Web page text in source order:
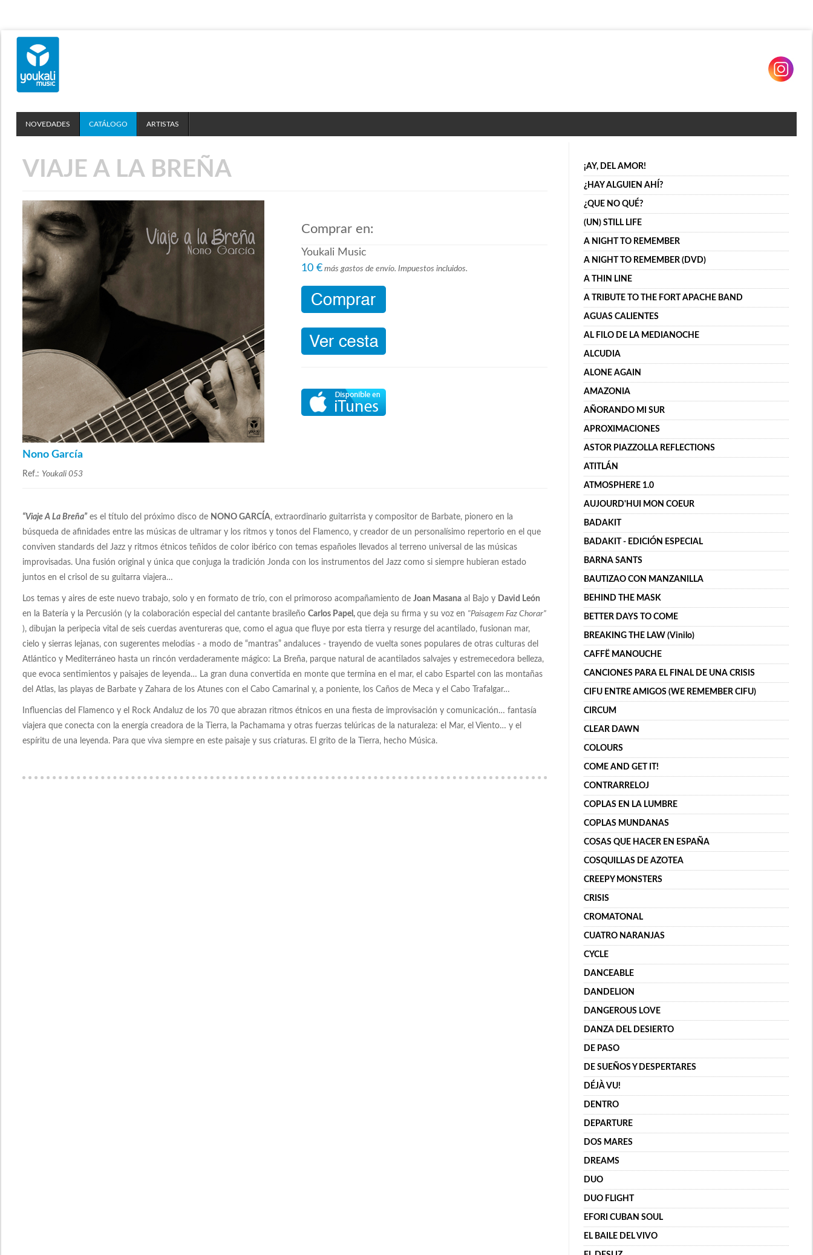
NOVEDADES CATÁLOGO ARTISTAS
VIAJE A LA BREÑA
Nono García
Ref.: Youkali 053
Comprar en:
Youkali Music
10 € más gastos de envío. Impuestos incluidos.
“Viaje A La Breña” es el título del próximo disco de NONO GARCÍA, extraordinario guitarrista y compositor de Barbate, pionero en la
búsqueda de afinidades entre las músicas de ultramar y los ritmos y tonos del Flamenco, y creador de un personalísimo repertorio en el que
conviven standards del Jazz y ritmos étnicos teñidos de color ibérico con temas españoles llevados al terreno universal de las músicas
improvisadas. Una fusión original y única que conjuga la tradición Jonda con los instrumentos del Jazz como si siempre hubieran estado
juntos en el crisol de su guitarra viajera…
Los temas y aires de este nuevo trabajo, solo y en formato de trío, con el primoroso acompañamiento de Joan Masana al Bajo y David León
en la Batería y la Percusión (y la colaboración especial del cantante brasileño Carlos Papel, que deja su firma y su voz en "Paisagem Faz Chorar”
), dibujan la peripecia vital de seis cuerdas aventureras que, como el agua que fluye por esta tierra y resurge del acantilado, fusionan mar,
cielo y sierras lejanas, con sugerentes melodías - a modo de “mantras” andaluces - trayendo de vuelta sones populares de otras culturas del
Atlántico y Mediterráneo hasta un rincón verdaderamente mágico: La Breña, parque natural de acantilados salvajes y estremecedora belleza,
que evoca sentimientos y paisajes de leyenda… La gran duna convertida en monte que termina en el mar, el cabo Espartel con las montañas
del Atlas, las playas de Barbate y Zahara de los Atunes con el Cabo Camarinal y, a poniente, los Caños de Meca y el Cabo Trafalgar…
Influencias del Flamenco y el Rock Andaluz de los 70 que abrazan ritmos étnicos en una fiesta de improvisación y comunicación… fantasía
viajera que conecta con la energía creadora de la Tierra, la Pachamama y otras fuerzas telúricas de la naturaleza: el Mar, el Viento… y el
espíritu de una leyenda. Para que viva siempre en este paisaje y sus criaturas. El grito de la Tierra, hecho Música.
¡AY, DEL AMOR!
¿HAY ALGUIEN AHÍ?
¿QUE NO QUÉ?
(UN) STILL LIFE
A NIGHT TO REMEMBER
A NIGHT TO REMEMBER (DVD)
A THIN LINE
A TRIBUTE TO THE FORT APACHE BAND
AGUAS CALIENTES
AL FILO DE LA MEDIANOCHE
ALCUDIA
ALONE AGAIN
AMAZONIA
AÑORANDO MI SUR
APROXIMACIONES
ASTOR PIAZZOLLA REFLECTIONS
ATITLÁN
ATMOSPHERE 1.0
AUJOURD'HUI MON COEUR
BADAKIT
BADAKIT - EDICIÓN ESPECIAL
BARNA SANTS
BAUTIZAO CON MANZANILLA
BEHIND THE MASK
BETTER DAYS TO COME
BREAKING THE LAW (Vinilo)
CAFFË MANOUCHE
CANCIONES PARA EL FINAL DE UNA CRISIS
CIFU ENTRE AMIGOS (WE REMEMBER CIFU)
CIRCUM
CLEAR DAWN
COLOURS
COME AND GET IT!
CONTRARRELOJ
COPLAS EN LA LUMBRE
COPLAS MUNDANAS
COSAS QUE HACER EN ESPAÑA
COSQUILLAS DE AZOTEA
CREEPY MONSTERS
CRISIS
CROMATONAL
CUATRO NARANJAS
CYCLE
DANCEABLE
DANDELION
DANGEROUS LOVE
DANZA DEL DESIERTO
DE PASO
DE SUEÑOS Y DESPERTARES
DÉJÀ VU!
DENTRO
DEPARTURE
DOS MARES
DREAMS
DUO
DUO FLIGHT
EFORI CUBAN SOUL
EL BAILE DEL VIVO